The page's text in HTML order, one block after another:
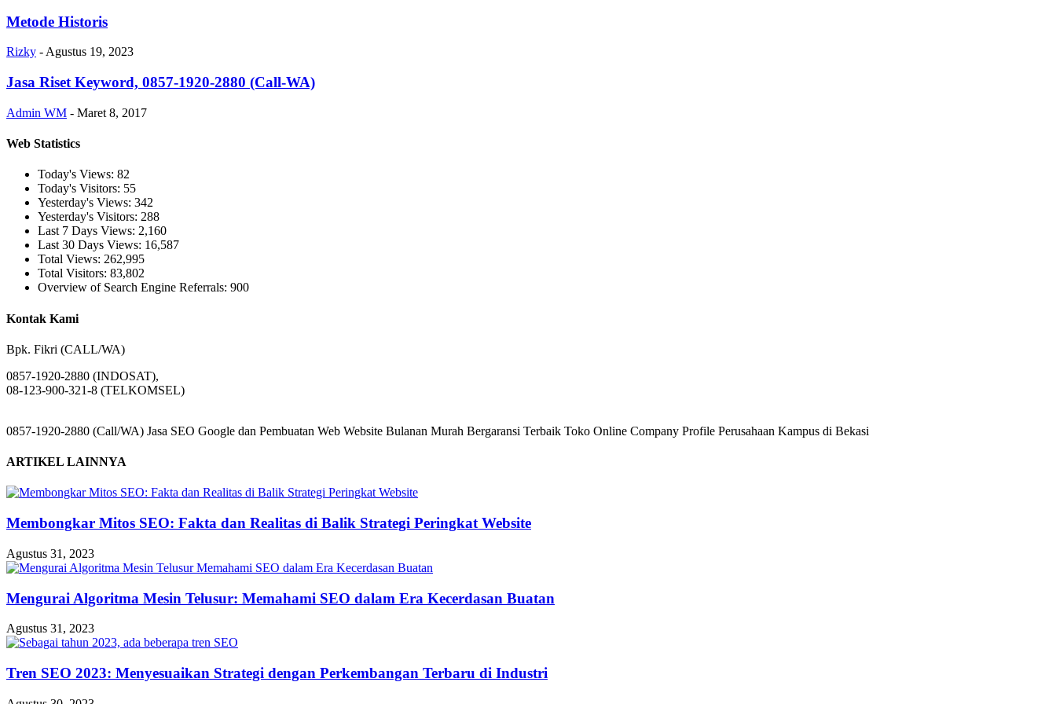
Metode Historis
Rizky - Agustus 19, 2023
Jasa Riset Keyword, 0857-1920-2880 (Call-WA)
Admin WM - Maret 8, 2017
Web Statistics
Today's Views: 82
Today's Visitors: 55
Yesterday's Views: 342
Yesterday's Visitors: 288
Last 7 Days Views: 2,160
Last 30 Days Views: 16,587
Total Views: 262,995
Total Visitors: 83,802
Overview of Search Engine Referrals: 900
Kontak Kami
Bpk. Fikri (CALL/WA)
0857-1920-2880 (INDOSAT),
08-123-900-321-8 (TELKOMSEL)
0857-1920-2880 (Call/WA) Jasa SEO Google dan Pembuatan Web Website Bulanan Murah Bergaransi Terbaik Toko Online Company Profile Perusahaan Kampus di Bekasi
ARTIKEL LAINNYA
Membongkar Mitos SEO: Fakta dan Realitas di Balik Strategi Peringkat Website
Agustus 31, 2023
Mengurai Algoritma Mesin Telusur: Memahami SEO dalam Era Kecerdasan Buatan
Agustus 31, 2023
Tren SEO 2023: Menyesuaikan Strategi dengan Perkembangan Terbaru di Industri